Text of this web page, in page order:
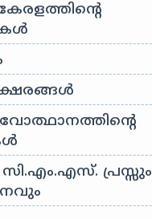
പ്രസ്സും